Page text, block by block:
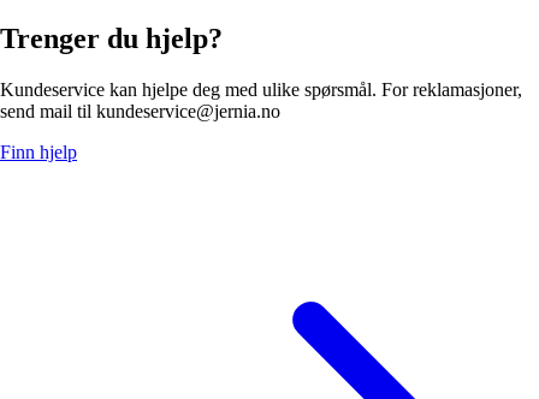
Trenger du hjelp?
Kundeservice kan hjelpe deg med ulike spørsmål. For reklamasjoner,
send mail til kundeservice@jernia.no
Finn hjelp